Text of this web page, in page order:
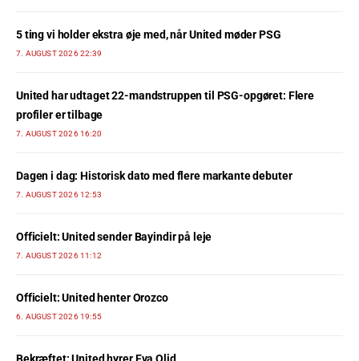
5 ting vi holder ekstra øje med, når United møder PSG
7. AUGUST 2026 22:39
United har udtaget 22-mandstruppen til PSG-opgøret: Flere
profiler er tilbage
7. AUGUST 2026 16:20
Dagen i dag: Historisk dato med flere markante debuter
7. AUGUST 2026 12:53
Officielt: United sender Bayindir på leje
7. AUGUST 2026 11:12
Officielt: United henter Orozco
6. AUGUST 2026 19:55